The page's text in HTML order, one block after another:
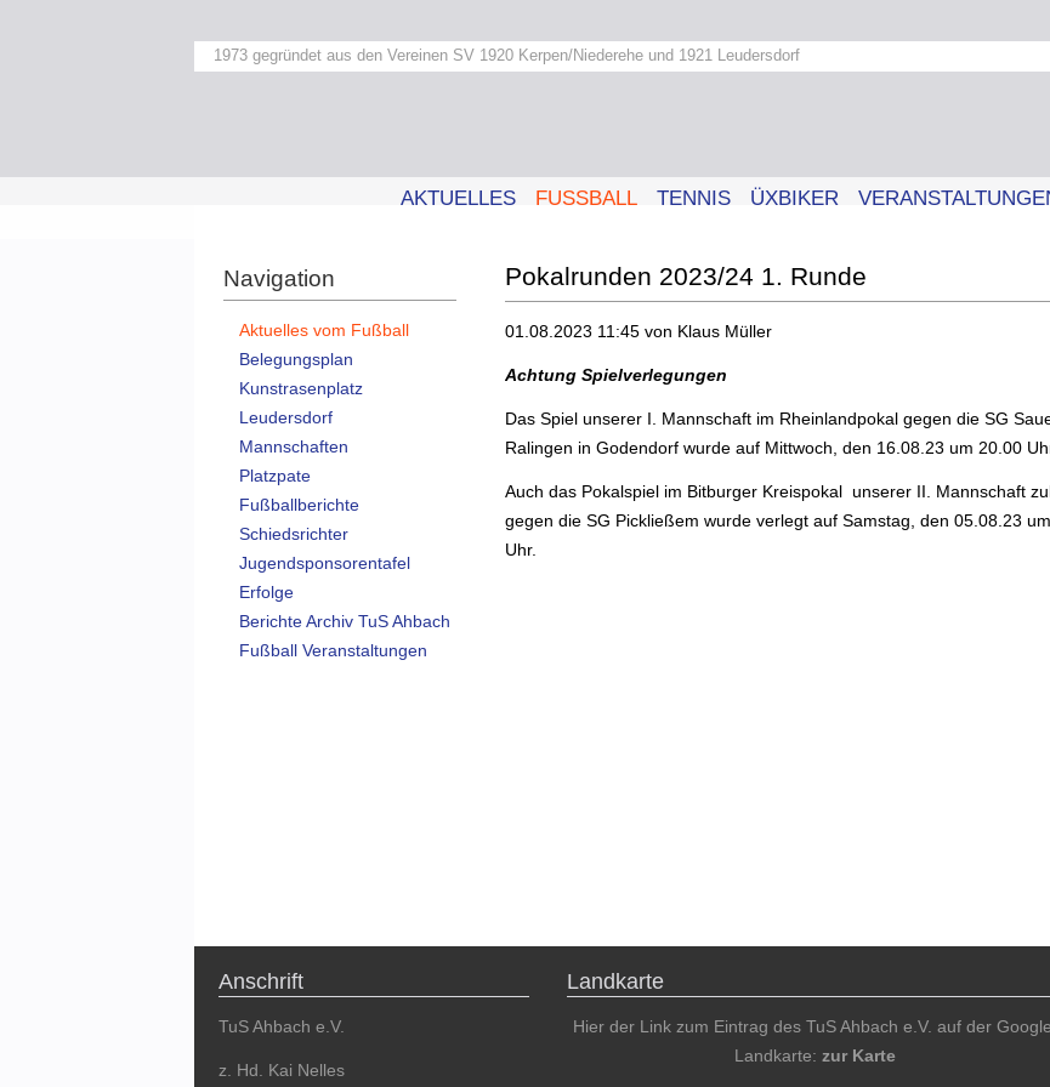
1973 gegründet aus den Vereinen SV 1920 Kerpen/Niederehe und 1921 Leudersdorf
AKTUELLES FUSSBALL TENNIS ÜXBIKER
Pokalrunden 2023/24 1. Runde
01.08.2023 11:45 von Klaus Müller
Achtung Spielverlegungen
Das Spiel unserer I. Mannschaft im Rheinlandpokal gegen die SG
Ralingen in Godendorf wurde auf Mittwoch, den 16.08.23 um 20.00
Auch das Pokalspiel im Bitburger Kreispokal unserer II. Mannschaft
gegen die SG Pickließem wurde verlegt auf Samstag, den 05.08.23
Uhr.
Navigation
Aktuelles vom Fußball
Belegungsplan
Kunstrasenplatz
Leudersdorf
Mannschaften
Platzpate
Fußballberichte
Schiedsrichter
Jugendsponsorentafel
Erfolge
Berichte Archiv TuS Ahbach
Fußball Veranstaltungen
Anschrift
TuS Ahbach e.V.
z. Hd. Kai Nelles
Landkarte
Hier der Link zum Eintrag des TuS Ahbach e.V. auf der
Landkarte:zur Karte